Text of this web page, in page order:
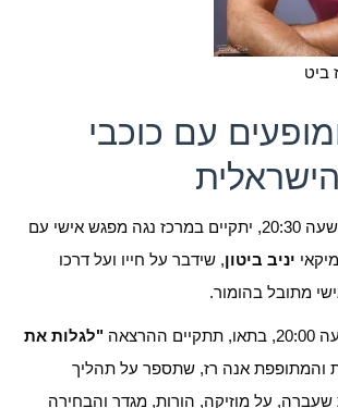
ביט
עם כוכבי
ביום רביעי, 10.6, בשעה 20:30, יתקיים במרכז נגה מפגש אישי עם
יניב ביטון, שידבר על חייו ועל דרכו
מתובל בהומור.
"לגלות את
והמתופפת אנה רז, שתספר על תהליך
על מוזיקה, הורות, מגדר והבחירה